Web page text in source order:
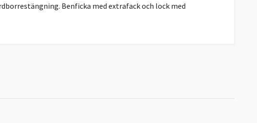
Benficka med extrafack och lock med